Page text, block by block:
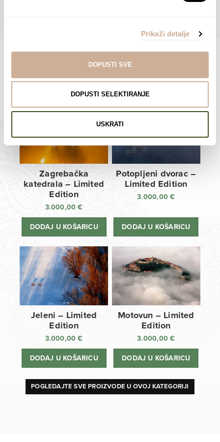
Prikaži detalje
DOPUSTI SVE
DOPUSTI SELEKTIRANJE
USKRATI
Limited Edition Fotografije
Zagrebačka
katedrala – Limited
Edition
3.000,00€
DODAJ U KOŠARICU
Potopljeni dvorac –
Limited Edition
3.000,00€
DODAJ U KOŠARICU
Jeleni – Limited
Edition
3.000,00€
DODAJ U KOŠARICU
Motovun – Limited
Edition
3.000,00€
DODAJ U KOŠARICU
POGLEDAJTE SVE PROIZVODE U OVOJ KATEGORIJI